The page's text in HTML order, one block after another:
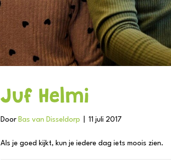
Juf Helmi
Door Bas van Disseldorp 11 juli 2017
Als je goed kijkt, kun je iedere dag iets moois zien.